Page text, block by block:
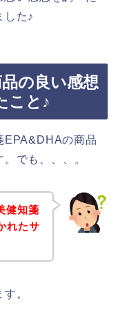
した♪
の良い感想
こと♪
EPA&DHAの商品
でも、、、。
健知箋
れたサ
。